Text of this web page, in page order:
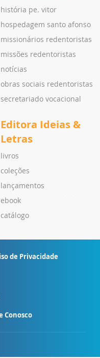
história pe. vitor
hospedagem santo afonso
missionários redentoristas
missões redentoristas
notícias
obras sociais redentoristas
secretariado vocacional
Editora Ideias &
Letras
livros
coleções
lançamentos
ebook
catálogo
de Privacidade
Conosco